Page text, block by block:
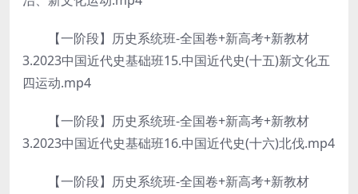
【一阶段】历史系统班-全国卷+新高考+新教材
3.2023中国近代史基础班15.中国近代史(十五)新文化五
四运动.mp4
【一阶段】历史系统班-全国卷+新高考+新教材
3.2023中国近代史基础班16.中国近代史(十六)北伐.mp4
【一阶段】历史系统班-全国卷+新高考+新教材